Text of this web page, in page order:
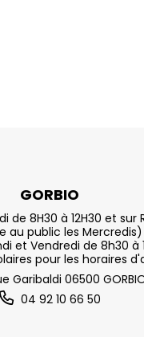
GORBIO
de 8H30 à 12H30 et sur
au public les Mercredis)
et Vendredi de 8h30 à
pour les horaires
Garibaldi 06500
04 92 10 66 50